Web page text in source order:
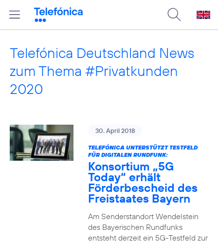
Telefónica Deutschland News
zum Thema #Privatkunden
2020
30. April 2018
TELEFÓNICA UNTERSTÜTZT TESTFELD
FÜR DIGITALEN RUNDFUNK:
Konsortium „5G
Today“ erhält
Förderbescheid des
Freistaates Bayern
Am Senderstandort Wendelstein
des Bayerischen Rundfunks
entsteht derzeit ein 5G-Testfeld zur